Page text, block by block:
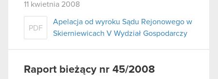
11 kwietnia 2008
PDF
Apelacja od wyroku Sądu Rejonowego w
Skierniewicach V Wydział Gospodarczy
Raport bieżący nr 45/2008